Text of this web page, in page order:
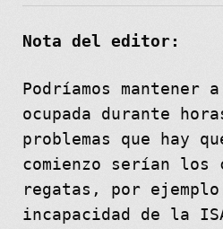
Nota del editor:
Podríamos mantener
ocupada durante
problemas que hay
comienzo serían los
regatas, por
incapacidad de la